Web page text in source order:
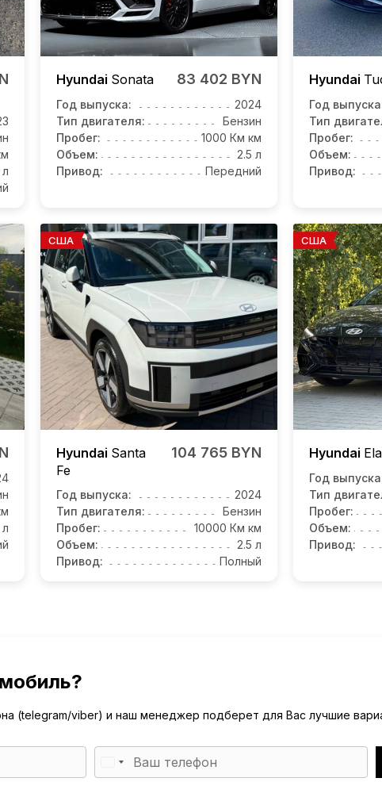
л
Hyundai Sonata 83 402 BYN
Год выпуска:
2024
Тип двигателя:
Бензин
Пробег:
1000 Км км
Объем:
2.5 л
Привод:
Передний
Hyundai
Год
Тип
Пробег:
Объем:
Привод:
л
США
Hyundai Santa
Fe
104 765 BYN
Год выпуска:
2024
Тип двигателя:
Бензин
Пробег:
10000 Км км
Объем:
2.5 л
Привод:
Полный
США
Hyundai
Год
Тип
Пробег:
Объем:
Привод:
(telegram/viber) и наш менеджер подберет для Вас лучшие